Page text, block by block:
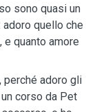
sono quasi un
quello che
quanto amore
perché adoro gli
corso da Pet